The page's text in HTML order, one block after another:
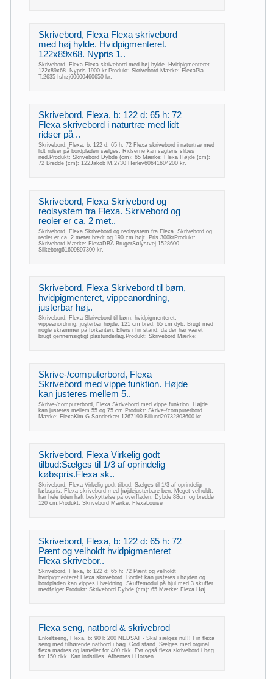
Skrivebord, Flexa Flexa skrivebord
med høj hylde. Hvidpigmenteret.
122x89x68. Nypris 1..
Skrivebord, Flexa Flexa skrivebord med høj hylde. Hvidpigmenteret.
122x89x68. Nypris 1900 kr.Produkt: Skrivebord Mærke: FlexaPia
T.2635 Ishøj60600460650 kr.
Skrivebord, Flexa, b: 122 d: 65 h: 72
Flexa skrivebord i naturtræ med lidt
ridser på ..
Skrivebord, Flexa, b: 122 d: 65 h: 72 Flexa skrivebord i naturtræ med
lidt ridser på bordpladen sælges. Ridserne kan sagtens slibes
ned.Produkt: Skrivebord Dybde (cm): 65 Mærke: Flexa Højde (cm):
72 Bredde (cm): 122Jakob M.2730 Herlev60641604200 kr.
Skrivebord, Flexa Skrivebord og
reolsystem fra Flexa. Skrivebord og
reoler er ca. 2 met..
Skrivebord, Flexa Skrivebord og reolsystem fra Flexa. Skrivebord og
reoler er ca. 2 meter bredt og 190 cm højt. Pris 300krProdukt:
Skrivebord Mærke: FlexaDBA BrugerSølystvej 1528600
Silkeborg61609897300 kr.
Skrivebord, Flexa Skrivebord til børn,
hvidpigmenteret, vippeanordning,
justerbar høj..
Skrivebord, Flexa Skrivebord til børn, hvidpigmenteret,
vippeanordning, justerbar højde, 121 cm bred, 65 cm dyb. Brugt med
nogle skrammer på forkanten, Ellers i fin stand, da der har været
brugt gennemsigtigt plastunderlag.Produkt: Skrivebord Mærke:
Skrive-/computerbord, Flexa
Skrivebord med vippe funktion. Højde
kan justeres mellem 5..
Skrive-/computerbord, Flexa Skrivebord med vippe funktion. Højde
kan justeres mellem 55 og 75 cm.Produkt: Skrive-/computerbord
Mærke: FlexaKim G.Sønderkær 1267190 Billund20732803600 kr.
Skrivebord, Flexa Virkelig godt
tilbud:Sælges til 1/3 af oprindelig
købspris.Flexa sk..
Skrivebord, Flexa Virkelig godt tilbud: Sælges til 1/3 af oprindelig
købspris. Flexa skrivebord med højdejustérbare ben. Meget velholdt,
har hele tiden haft beskyttelse på overfladen. Dybde 88cm og bredde
120 cm.Produkt: Skrivebord Mærke: FlexaLouise
Skrivebord, Flexa, b: 122 d: 65 h: 72
Pænt og velholdt hvidpigmenteret
Flexa skrivebor..
Skrivebord, Flexa, b: 122 d: 65 h: 72 Pænt og velholdt
hvidpigmenteret Flexa skrivebord. Bordet kan justeres i højden og
bordpladen kan vippes i hældning. Skuffemodul på hjul med 3 skuffer
medfølger.Produkt: Skrivebord Dybde (cm): 65 Mærke: Flexa Høj
Flexa seng, natbord & skrivebrod
Enkeltseng, Flexa, b: 90 l: 200 NEDSAT - Skal sælges nu!!! Fin flexa
seng med tilhørende natbord i bøg. God stand. Sælges med orginal
flexa madres og lameller for 400 dkk. Evt også flexa skrivebord i bøg
for 150 dkk. Kan indstilles. Afhentes i Horsen